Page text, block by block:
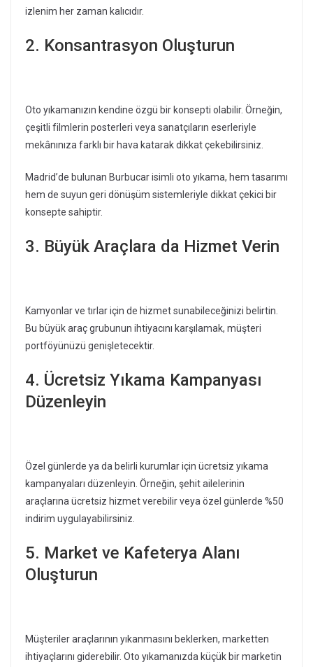
izlenim her zaman kalıcıdır.
2. Konsantrasyon Oluşturun
Oto yıkamanızın kendine özgü bir konsepti olabilir. Örneğin,
çeşitli filmlerin posterleri veya sanatçıların eserleriyle
mekânınıza farklı bir hava katarak dikkat çekebilirsiniz.
Madrid’de bulunan Burbucar isimli oto yıkama, hem tasarımı
hem de suyun geri dönüşüm sistemleriyle dikkat çekici bir
konsepte sahiptir.
3. Büyük Araçlara da Hizmet Verin
Kamyonlar ve tırlar için de hizmet sunabileceğinizi belirtin.
Bu büyük araç grubunun ihtiyacını karşılamak, müşteri
portföyünüzü genişletecektir.
4. Ücretsiz Yıkama Kampanyası
Düzenleyin
Özel günlerde ya da belirli kurumlar için ücretsiz yıkama
kampanyaları düzenleyin. Örneğin, şehit ailelerinin
araçlarına ücretsiz hizmet verebilir veya özel günlerde %50
indirim uygulayabilirsiniz.
5. Market ve Kafeterya Alanı
Oluşturun
Müşteriler araçlarının yıkanmasını beklerken, marketten
ihtiyaçlarını giderebilir. Oto yıkamanızda küçük bir marketin